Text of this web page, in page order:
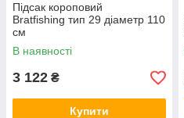
Підсак короповий
Bratfishing тип 29 діаметр 110
см
В наявності
3 122 ₴
Купити